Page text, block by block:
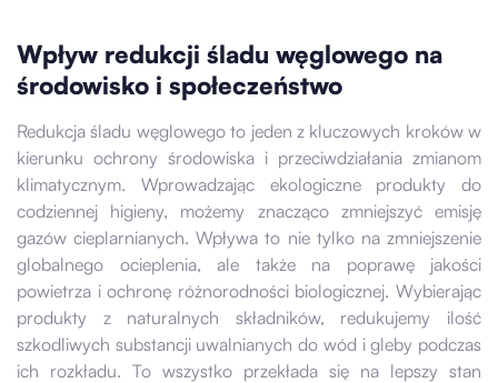
Wpływ redukcji śladu węglowego na
środowisko i społeczeństwo
Redukcja śladu węglowego to jeden z kluczowych kroków w
kierunku ochrony środowiska i przeciwdziałania zmianom
klimatycznym. Wprowadzając ekologiczne produkty do
codziennej higieny, możemy znacząco zmniejszyć emisję
gazów cieplarnianych. Wpływa to nie tylko na zmniejszenie
globalnego ocieplenia, ale także na poprawę jakości
powietrza i ochronę różnorodności biologicznej. Wybierając
produkty z naturalnych składników, redukujemy ilość
szkodliwych substancji uwalnianych do wód i gleby podczas
ich rozkładu. To wszystko przekłada się na lepszy stan